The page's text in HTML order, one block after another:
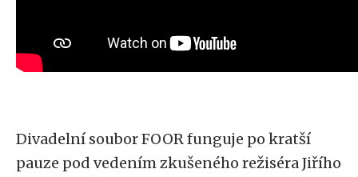
Divadelní soubor FOOR funguje po kratší
pauze pod vedením zkušeného režiséra Jiřího